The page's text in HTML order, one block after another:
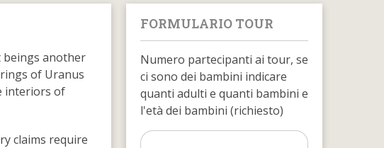
beings another
of Uranus
interiors of
claims require
FORMULARIO TOUR
Numero partecipanti ai tour, se
ci sono dei bambini indicare
quanti adulti e quanti bambini e
l'età dei bambini (richiesto)